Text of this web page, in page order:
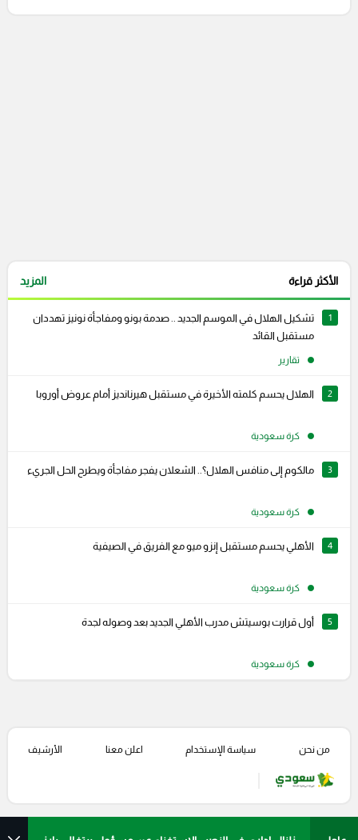
الأكثر قراءة المزيد
1
تشكيل الهلال في الموسم الجديد .. صدمة بونو ومفاجأة نونيز تهددان
مستقبل القائد
تقارير
2 الهلال يحسم كلمته الأخيرة في مستقبل هيرنانديز أمام عروض أوروبا
كرة سعودية
3 مالكوم إلى منافس الهلال؟.. الشعلان يفجر مفاجأة ويطرح الحل الجريء
كرة سعودية
4 الأهلي يحسم مستقبل إنزو ميو مع الفريق في الصيفية
كرة سعودية
5 أول قرارت بوسيتش مدرب الأهلي الجديد بعد وصوله لجدة
كرة سعودية
من نحن سياسة الإستخدام اعلن معنا الأرشيف